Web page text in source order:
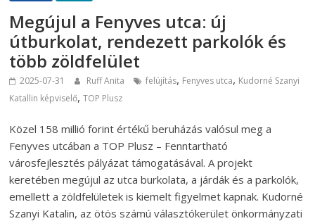
Megújul a Fenyves utca: új
útburkolat, rendezett parkolók és
több zöldfelület
2025-07-31 Ruff Anita felújítás, Fenyves utca, Kudorné Szanyi
Katallin képviselő,TOP Plusz
Közel 158 millió forint értékű beruházás valósul meg a
Fenyves utcában a TOP Plusz – Fenntartható
városfejlesztés pályázat támogatásával. A projekt
keretében megújul az utca burkolata, a járdák és a parkolók,
emellett a zöldfelületek is kiemelt figyelmet kapnak. Kudorné
Szanyi Katalin, az ötös számú választókerület önkormányzati